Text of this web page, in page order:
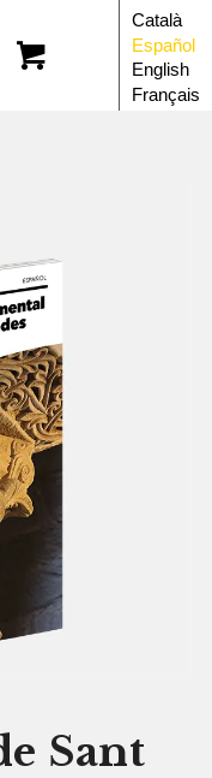
Català
Español
English
Français
Sant